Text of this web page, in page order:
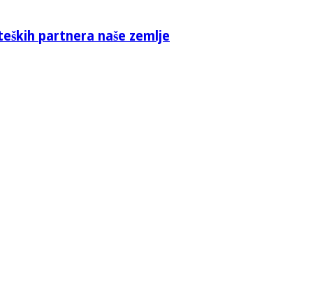
partnera naše zemlje